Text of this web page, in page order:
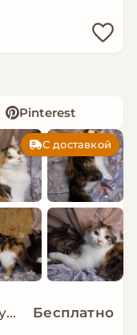
Pinterest
С доставкой
Дуже гарна киця в добрі руки! Бесплатно